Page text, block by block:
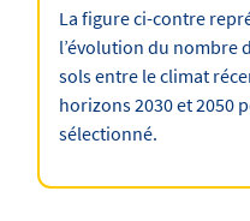
La figure ci-contre
l’évolution du nombre
sols entre le climat
horizons 2030 et 2050
sélectionné.